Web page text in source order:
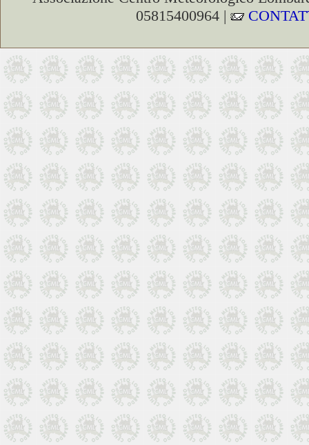
05815400964 |